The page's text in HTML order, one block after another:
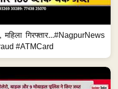
गिरफ्तार...#NagpurNews
#ATMCard